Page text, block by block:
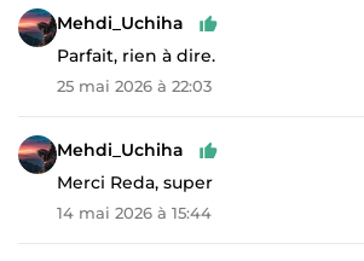
Mehdi_Uchiha
Parfait, rien à dire.
25 mai 2026 à 22:03
Mehdi_Uchiha
Merci Reda, super
14 mai 2026 à 15:44